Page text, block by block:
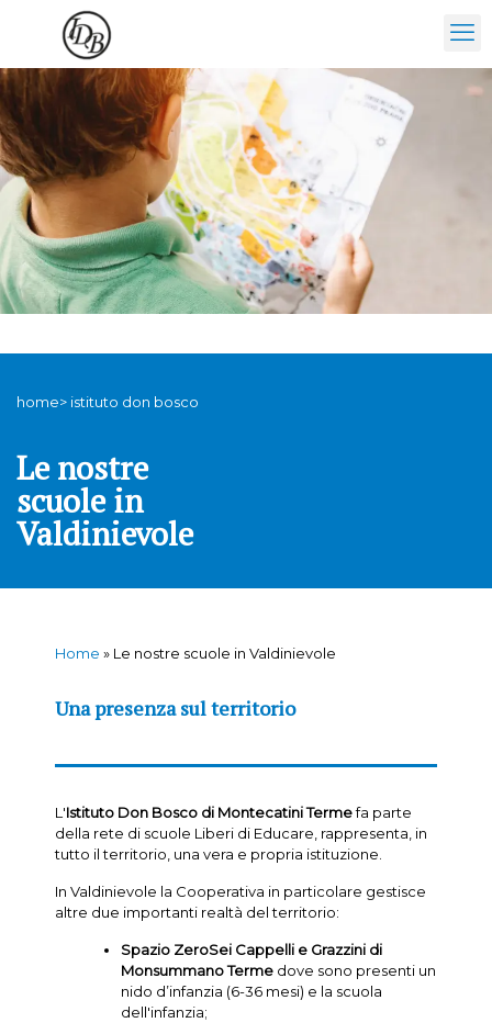
home> istituto don bosco
Le nostre
scuole in
Valdinievole
Home » Le nostre scuole in Valdinievole
Una presenza sul territorio
L'Istituto Don Bosco di Montecatini Termefa parte
della rete di scuole Liberi di Educare, rappresenta, in
tutto il territorio, una vera e propria istituzione.
In Valdinievole la Cooperativa in particolare gestisce
altre due importanti realtà del territorio:
Spazio ZeroSei Cappelli e Grazzini di
Monsummano Termedove sono presenti un
nido d’infanzia (6-36 mesi) e la scuola
dell'infanzia;